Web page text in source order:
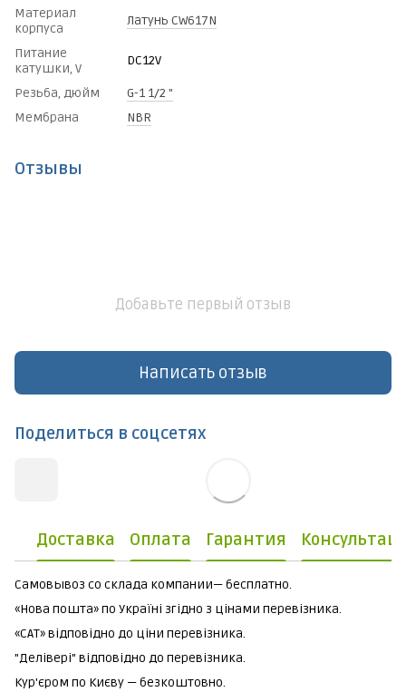
Материал
корпуса
Латунь CW617N
Питание
катушки, V
DC12V
Резьба, дюйм
G-1 1/2 "
Мембрана
NBR
Отзывы
Добавьте первый отзыв
Написать отзыв
Поделиться в соцсетях
Доставка Оплата Гарантия
Самовывоз со склада компании— бесплатно.
«Нова пошта» по Україні згідно з цінами перевізника.
«САТ» відповідно до ціни перевізника.
"Делівері" відповідно до перевізника.
Кур'єром по Києву — безкоштовно.